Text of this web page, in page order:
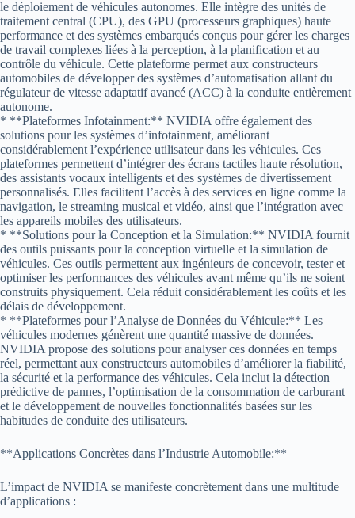
le déploiement de véhicules autonomes. Elle intègre des unités de
traitement central (CPU), des GPU (processeurs graphiques) haute
performance et des systèmes embarqués conçus pour gérer les charges
de travail complexes liées à la perception, à la planification et au
contrôle du véhicule. Cette plateforme permet aux constructeurs
automobiles de développer des systèmes d’automatisation allant du
régulateur de vitesse adaptatif avancé (ACC) à la conduite entièrement
autonome.
* **Plateformes Infotainment:** NVIDIA offre également des
solutions pour les systèmes d’infotainment, améliorant
considérablement l’expérience utilisateur dans les véhicules. Ces
plateformes permettent d’intégrer des écrans tactiles haute résolution,
des assistants vocaux intelligents et des systèmes de divertissement
personnalisés. Elles facilitent l’accès à des services en ligne comme la
navigation, le streaming musical et vidéo, ainsi que l’intégration avec
les appareils mobiles des utilisateurs.
* **Solutions pour la Conception et la Simulation:** NVIDIA fournit
des outils puissants pour la conception virtuelle et la simulation de
véhicules. Ces outils permettent aux ingénieurs de concevoir, tester et
optimiser les performances des véhicules avant même qu’ils ne soient
construits physiquement. Cela réduit considérablement les coûts et les
délais de développement.
* **Plateformes pour l’Analyse de Données du Véhicule:** Les
véhicules modernes génèrent une quantité massive de données.
NVIDIA propose des solutions pour analyser ces données en temps
réel, permettant aux constructeurs automobiles d’améliorer la fiabilité,
la sécurité et la performance des véhicules. Cela inclut la détection
prédictive de pannes, l’optimisation de la consommation de carburant
et le développement de nouvelles fonctionnalités basées sur les
habitudes de conduite des utilisateurs.
**Applications Concrètes dans l’Industrie Automobile:**
L’impact de NVIDIA se manifeste concrètement dans une multitude
d’applications :